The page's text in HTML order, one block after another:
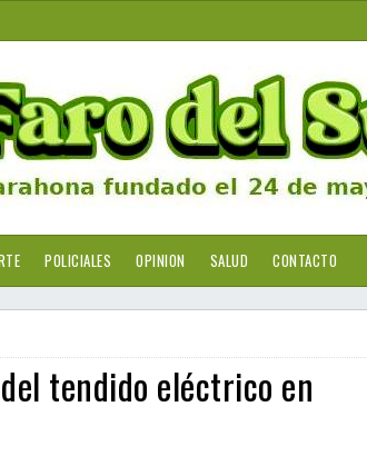
POLICIALES OPINION SALUD CONTACTO
tendido eléctrico en